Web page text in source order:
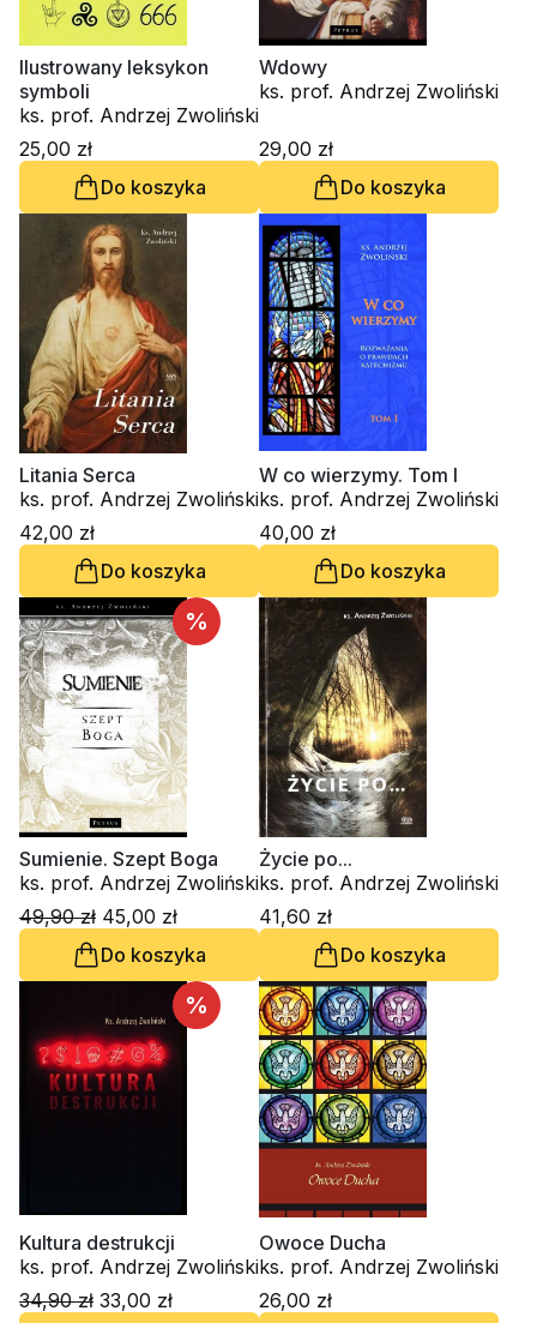
Ilustrowany leksykon
symboli
ks. prof. Andrzej Zwoliński
25,00 zł
Do koszyka
Wdowy
ks. prof. Andrzej Zwoliński
29,00 zł
Do koszyka
Litania Serca
ks. prof. Andrzej Zwoliński
42,00 zł
Do koszyka
W co wierzymy. Tom I
ks. prof. Andrzej Zwoliński
40,00 zł
Do koszyka
%
Sumienie. Szept Boga
ks. prof. Andrzej Zwoliński
49,90 zł 45,00 zł
Do koszyka
Życie po...
ks. prof. Andrzej Zwoliński
41,60 zł
Do koszyka
%
Kultura destrukcji
ks. prof. Andrzej Zwoliński
34,90 zł 33,00 zł
Owoce Ducha
ks. prof. Andrzej Zwoliński
26,00 zł